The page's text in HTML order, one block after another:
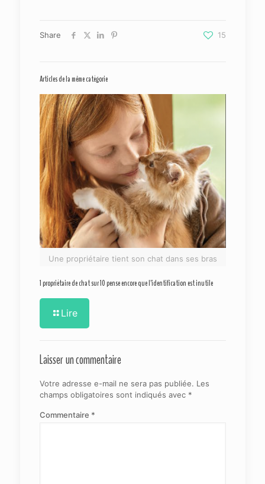
Share 15
Articles de la même catégorie
Une propriétaire tient son chat dans ses bras
1 propriétaire de chat sur 10 pense encore que l’identification est inutile
Lire
Laisser un commentaire
Votre adresse e-mail ne sera pas publiée. Les
champs obligatoires sont indiqués avec *
Commentaire *